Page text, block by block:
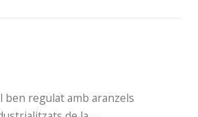
ben regulat amb aranzels